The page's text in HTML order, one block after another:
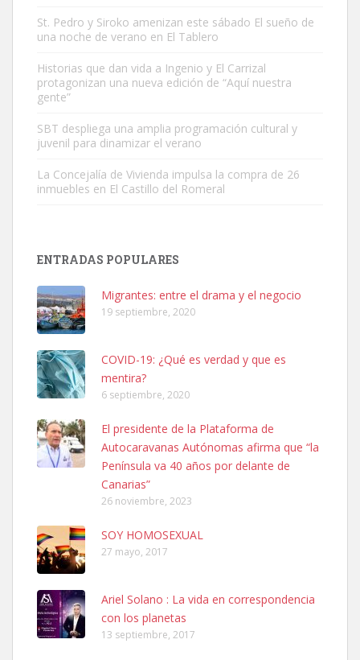
Este gato macho ha aparecido en la calle hace menos de un mes,
es muy manso y extremadamente cari...
Leales.org » Gran Canaria
Leales.org » Gran Canaria
SHIBA PERDIDO AVDA JOSE MESA Y LOPEZ
PERRO MACHO RAZA SHIBA CON MICROCHIP PERDIDO HOY
06/07/2025 ZONA MESA Y LOPEZ. ES MUY ASUSTADIZO
Leales.org » Gran Canaria
6.7.2025
Ninfa perdida
El día 5 se los perdió una ninfa papillera, asustada tiene miedo a la
calle, se perdió por la zon...
St. Pedro y Siroko amenizan este sábado El sueño de
una noche de verano en El Tablero
Historias que dan vida a Ingenio y El Carrizal
protagonizan una nueva edición de “Aquí nuestra
gente”
SBT despliega una amplia programación cultural y
juvenil para dinamizar el verano
La Concejalía de Vivienda impulsa la compra de 26
inmuebles en El Castillo del Romeral
ENTRADAS POPULARES
Migrantes: entre el drama y el negocio
19 septiembre, 2020
COVID-19: ¿Qué es verdad y que es
mentira?
6 septiembre, 2020
El presidente de la Plataforma de
Autocaravanas Autónomas afirma que “la
Península va 40 años por delante de
Canarias”
26 noviembre, 2023
SOY HOMOSEXUAL
27 mayo, 2017
Ariel Solano : La vida en correspondencia
con los planetas
13 septiembre, 2017